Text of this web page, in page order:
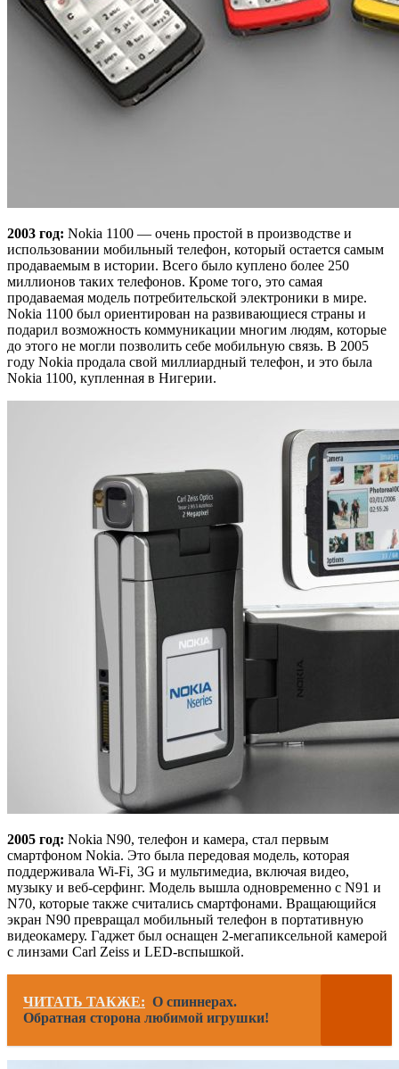
2003 год: Nokia 1100 — очень простой в производстве и
использовании мобильный телефон, который остается самым
продаваемым в истории. Всего было куплено более 250
миллионов таких телефонов. Кроме того, это самая
продаваемая модель потребительской электроники в мире.
Nokia 1100 был ориентирован на развивающиеся страны и
подарил возможность коммуникации многим людям, которые
до этого не могли позволить себе мобильную связь. В 2005
году Nokia продала свой миллиардный телефон, и это была
Nokia 1100, купленная в Нигерии.
2005 год: Nokia N90, телефон и камера, стал первым
смартфоном Nokia. Это была передовая модель, которая
поддерживала Wi-Fi, 3G и мультимедиа, включая видео,
музыку и веб-серфинг. Модель вышла одновременно с N91 и
N70, которые также считались смартфонами. Вращающийся
экран N90 превращал мобильный телефон в портативную
видеокамеру. Гаджет был оснащен 2-мегапиксельной камерой
с линзами Carl Zeiss и LED-вспышкой.
ЧИТАТЬ ТАКЖЕ: О спиннерах.
Обратная сторона любимой игрушки!